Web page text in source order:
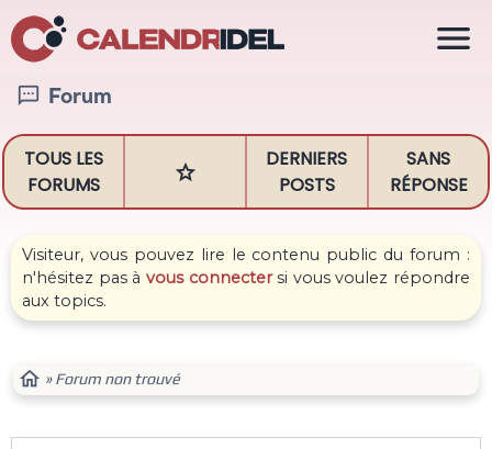
 Forum
TOUS LES
FORUMS

DERNIERS
POSTS
SANS
RÉPONSE
Visiteur, vous pouvez lire le contenu public du forum :
n'hésitez pas à vous connectersi vous voulez répondre
aux topics.
 » Forum non trouvé
